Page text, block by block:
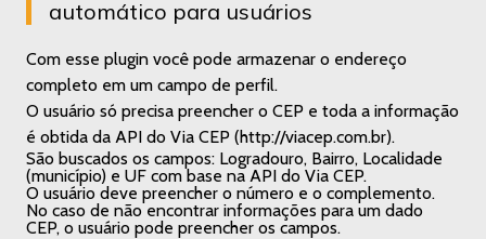
automático para usuários
Com esse plugin você pode armazenar o endereço
completo em um campo de perfil.
O usuário só precisa preencher o CEP e toda a informação
é obtida da API do Via CEP (http://viacep.com.br).
São buscados os campos: Logradouro, Bairro, Localidade
(município) e UF com base na API do Via CEP.
O usuário deve preencher o número e o complemento.
No caso de não encontrar informações para um dado
CEP, o usuário pode preencher os campos.